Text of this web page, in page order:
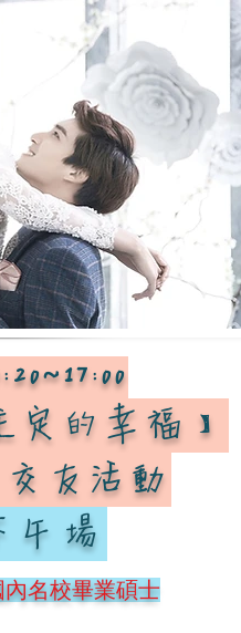
定的幸福 】
友活動
午場
名校畢業碩士